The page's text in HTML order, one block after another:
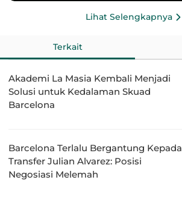
Lihat Selengkapnya
Terkait
Akademi La Masia Kembali Menjadi
Solusi untuk Kedalaman Skuad
Barcelona
Barcelona Terlalu Bergantung Kepada
Transfer Julian Alvarez: Posisi
Negosiasi Melemah